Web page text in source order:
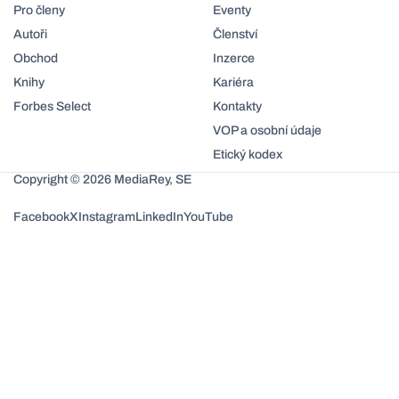
Pro členy
Autoři
Obchod
Knihy
Forbes Select
Eventy
Členství
Inzerce
Kariéra
Kontakty
VOP a osobní údaje
Etický kodex
Copyright © 2026 MediaRey, SE
FacebookXInstagramLinkedInYouTube